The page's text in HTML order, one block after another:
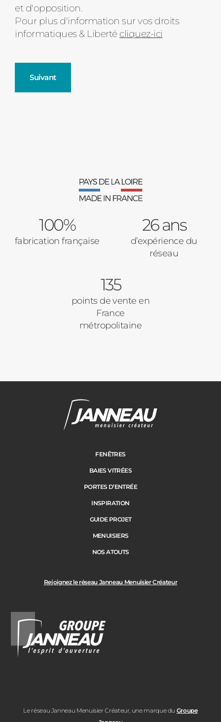
et d'opposition.
Pour plus d'information sur vos droits
informatiques & Liberté cliquez-ici
Suivant
Verrière intérieures
Baies Vitrées
Volets Roulants
Pergolas
Cloture
Suivant
Pavillon
Adresse des travaux
Code Postal des travaux
100%
fabrication française
26 ans
d’expérience du
réseau
135
points de vente en
France
métropolitaine
Rejoignez le réseau Janneau Menuisier Créateur
Le réseau Janneau Menuisier Créateur, une marque du Groupe
FENÊTRES
BAIES VITRÉES
PORTES D’ENTRÉE
INSPIRATION
GUIDE PROJET
MENUISIERS
NOS ATOUTS